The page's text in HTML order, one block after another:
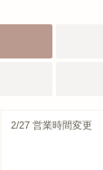
2/27 営業時間変更